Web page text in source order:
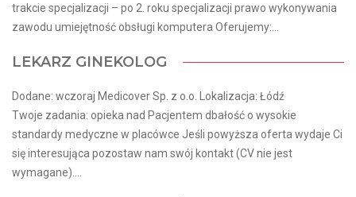
trakcie specjalizacji – po 2. roku specjalizacji prawo wykonywania
zawodu umiejętność obsługi komputera Oferujemy:...
LEKARZ GINEKOLOG
Dodane: wczoraj Medicover Sp. z o.o. Lokalizacja: Łódź
Twoje zadania: opieka nad Pacjentem dbałość o wysokie
standardy medyczne w placówce Jeśli powyższa oferta wydaje Ci
się interesująca pozostaw nam swój kontakt (CV nie jest
wymagane)....